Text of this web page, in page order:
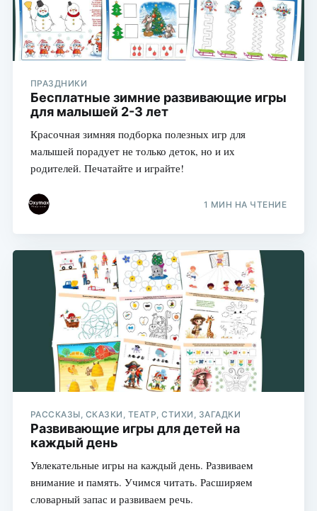
ПРАЗДНИКИ
Бесплатные зимние развивающие игры
для малышей 2-3 лет
Красочная зимняя подборка полезных игр для
малышей порадует не только деток, но и их
родителей. Печатайте и играйте!
1 МИН НА ЧТЕНИЕ
РАССКАЗЫ, СКАЗКИ, ТЕАТР, СТИХИ, ЗАГАДКИ
Развивающие игры для детей на
каждый день
Увлекательные игры на каждый день. Развиваем
внимание и память. Учимся читать. Расширяем
словарный запас и развиваем речь.